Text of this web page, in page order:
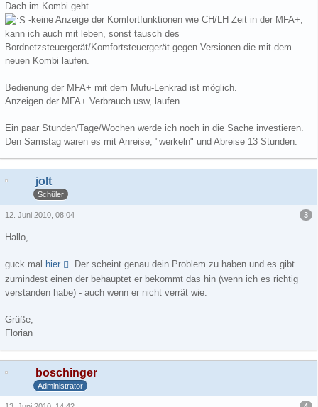
Dach im Kombi geht.
-keine Anzeige der Komfortfunktionen wie CH/LH Zeit in der MFA+,
kann ich auch mit leben, sonst tausch des
Bordnetzsteuergerät/Komfortsteuergerät gegen Versionen die mit dem
neuen Kombi laufen.
Bedienung der MFA+ mit dem Mufu-Lenkrad ist möglich.
Anzeigen der MFA+ Verbrauch usw, laufen.
Ein paar Stunden/Tage/Wochen werde ich noch in die Sache investieren.
Den Samstag waren es mit Anreise, "werkeln" und Abreise 13 Stunden.
jolt
Schüler
3
12. Juni 2010, 08:04
Hallo,
guck mal hier
. Der scheint genau dein Problem zu haben und es gibt
zumindest einen der behauptet er bekommt das hin (wenn ich es richtig
verstanden habe) - auch wenn er nicht verrät wie.
Grüße,
Florian
boschinger
Administrator